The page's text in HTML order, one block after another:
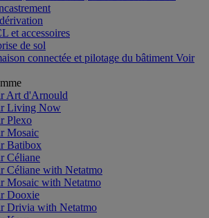
et accessoires
de sol
connectée et pilotage du bâtiment Voir
Art d'Arnould
Living Now
Plexo
Mosaic
Batibox
Céliane
Céliane with Netatmo
Mosaic with Netatmo
Dooxie
Drivia with Netatmo